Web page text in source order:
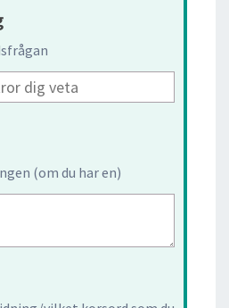
(om du har en)